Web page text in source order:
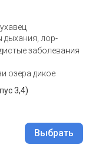
дыхания, лор-
заболевания
озера дикое
3,4)
Выбрать